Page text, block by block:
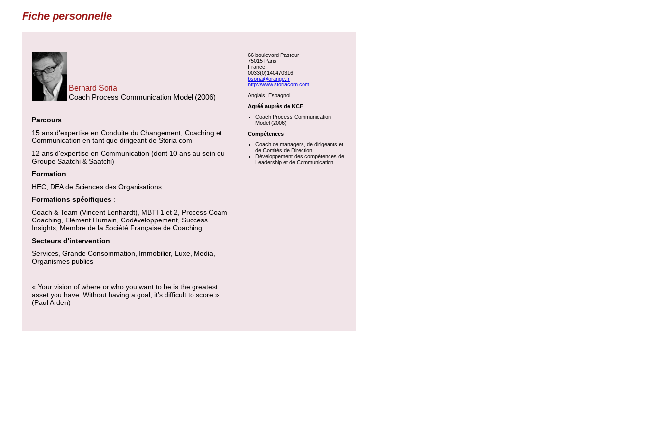
Fiche personnelle
Bernard Soria
Coach Process Communication Model (2006)
Parcours :
15 ans d'expertise en Conduite du Changement, Coaching et
Communication en tant que dirigeant de Storia com
12 ans d'expertise en Communication (dont 10 ans au sein du
Groupe Saatchi & Saatchi)
Formation :
HEC, DEA de Sciences des Organisations
Formations spécifiques :
Coach & Team (Vincent Lenhardt), MBTI 1 et 2, Process Coam
Coaching, Elément Humain, Codéveloppement, Success
Insights, Membre de la Société Française de Coaching
Secteurs d'intervention :
Services, Grande Consommation, Immobilier, Luxe, Media,
Organismes publics
« Your vision of where or who you want to be is the greatest
asset you have. Without having a goal, it’s difficult to score »
(Paul Arden)
66 boulevard Pasteur
75015 Paris
France
0033(0)140470316
bsoria@orange.fr
http://www.storiacom.com
Anglais, Espagnol
Agréé auprès de KCF
Coach Process Communication
Model (2006)
Compétences
Coach de managers, de dirigeants et
de Comités de Direction
Développement des compétences de
Leadership et de Communication